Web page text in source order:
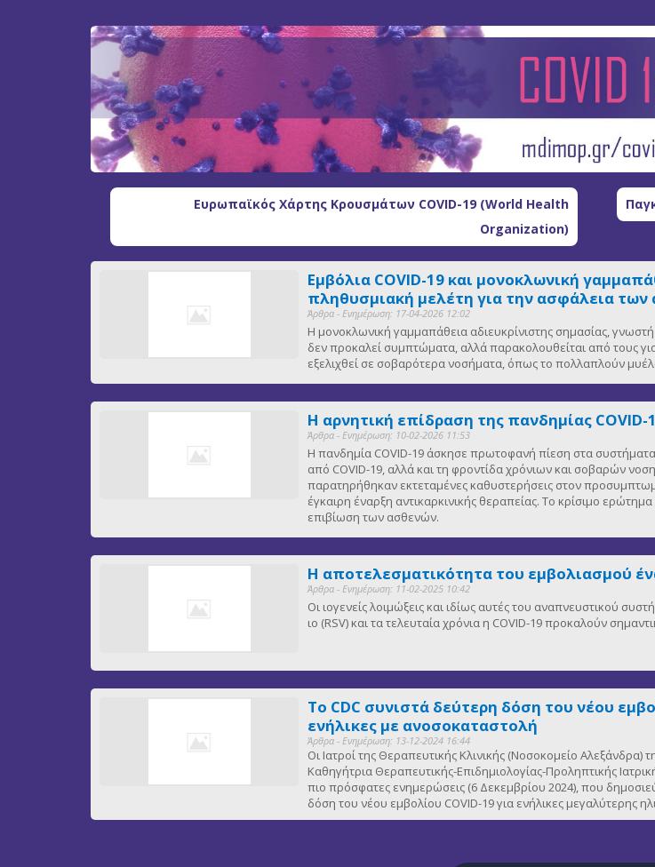
Ευρωπαϊκός Χάρτης Κρουσμάτων COVID-19 (World Health
Organization)
Εμβόλια COVID-19 και μονοκλωνική
πληθυσμιακή μελέτη για την ασφάλεια
Άρθρα - Ενημέρωση: 17-04-2026 12:02
Η μονοκλωνική γαμμαπάθεια αδιευκρίνιστης σημασίας,
δεν προκαλεί συμπτώματα, αλλά παρακολουθείται από τους
εξελιχθεί σε σοβαρότερα νοσήματα, όπως το πολλαπλούν
Η αρνητική επίδραση της πανδημίας
Άρθρα - Ενημέρωση: 10-02-2026 11:53
Η πανδημία COVID-19 άσκησε πρωτοφανή πίεση στα
από COVID-19, αλλά και τη φροντίδα χρόνιων και σοβαρών
παρατηρήθηκαν εκτεταμένες καθυστερήσεις στον
έγκαιρη έναρξη αντικαρκινικής θεραπείας. Το κρίσιμο
επιβίωση των ασθενών.
Η αποτελεσματικότητα του εμβολιασμού
Άρθρα - Ενημέρωση: 11-02-2025 10:42
Οι ιογενείς λοιμώξεις και ιδίως αυτές του αναπνευστικού
ιο (RSV) και τα τελευταία χρόνια η COVID-19 προκαλούν
Το CDC συνιστά δεύτερη δόση του νέου
ενήλικες με ανοσοκαταστολή
Άρθρα - Ενημέρωση: 13-12-2024 16:44
Οι Ιατροί της Θεραπευτικής Κλινικής (Νοσοκομείο
Καθηγήτρια Θεραπευτικής-Επιδημιολογίας-Προληπτικής
πιο πρόσφατες ενημερώσεις (6 Δεκεμβρίου 2024), που
δόση του νέου εμβολίου COVID-19 για ενήλικες μεγαλύτερης